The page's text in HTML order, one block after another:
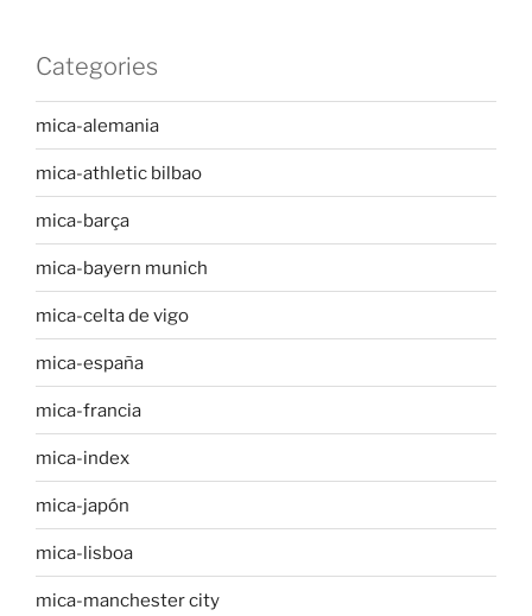
Categories
mica-alemania
mica-athletic bilbao
mica-barça
mica-bayern munich
mica-celta de vigo
mica-españa
mica-francia
mica-index
mica-japón
mica-lisboa
mica-manchester city